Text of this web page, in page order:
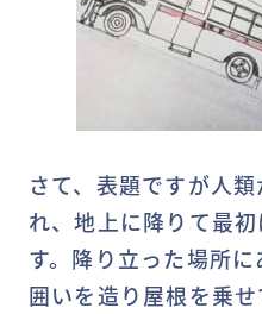
さて、表題ですが人
れ、地上に降りて最
す。降り立った場所
囲いを造り屋根を乗